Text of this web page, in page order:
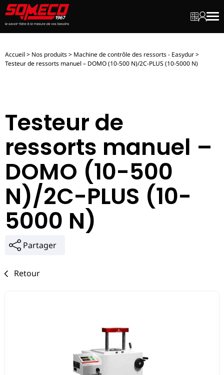
MonMon
Accueil > Nos produits> Machine de contrôle des ressorts - Easydur>
Testeur de ressorts manuel – DOMO (10-500 N)/2C-PLUS (10-5000 N)
Testeur de
ressorts manuel –
DOMO (10-500
N)/2C-PLUS (10-
5000 N)
Partager
Retour